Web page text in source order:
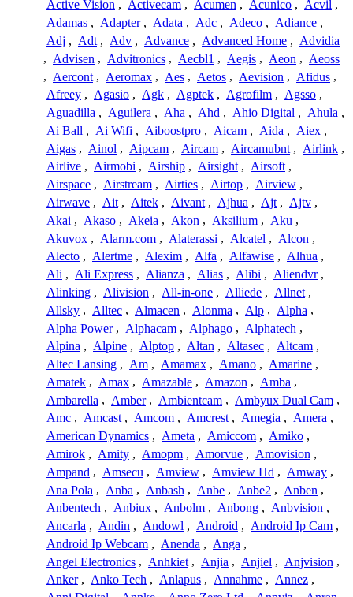
Active Vision , Activecam , Acumen , Acunico , Acvil ,
Adamas , Adapter , Adata , Adc , Adeco , Adiance ,
Adj , Adt , Adv , Advance , Advanced Home , Advidia
, Advisen , Advitronics , Aecbl1 , Aegis , Aeon , Aeoss
, Aercont , Aeromax , Aes , Aetos , Aevision , Afidus ,
Afreey , Agasio , Agk , Agptek , Agrofilm , Agsso ,
Aguadilla , Aguilera , Aha , Ahd , Ahio Digital , Ahula ,
Ai Ball , Ai Wifi , Aiboostpro , Aicam , Aida , Aiex ,
Aigas , Ainol , Aipcam , Aircam , Aircamubnt , Airlink ,
Airlive , Airmobi , Airship , Airsight , Airsoft ,
Airspace , Airstream , Airties , Airtop , Airview ,
Airwave , Ait , Aitek , Aivant , Ajhua , Ajt , Ajtv ,
Akai , Akaso , Akeia , Akon , Aksilium , Aku ,
Akuvox , Alarm.com , Alaterassi , Alcatel , Alcon ,
Alecto , Alertme , Alexim , Alfa , Alfawise , Alhua ,
Ali , Ali Express , Alianza , Alias , Alibi , Aliendvr ,
Alinking , Alivision , All-in-one , Alliede , Allnet ,
Allsky , Alltec , Almacen , Alonma , Alp , Alpha ,
Alpha Power , Alphacam , Alphago , Alphatech ,
Alpina , Alpine , Alptop , Altan , Altasec , Altcam ,
Altec Lansing , Am , Amamax , Amano , Amarine ,
Amatek , Amax , Amazable , Amazon , Amba ,
Ambarella , Amber , Ambientcam , Ambyux Dual Cam ,
Amc , Amcast , Amcom , Amcrest , Amegia , Amera ,
American Dynamics , Ameta , Amiccom , Amiko ,
Amirok , Amity , Amopm , Amorvue , Amovision ,
Ampand , Amsecu , Amview , Amview Hd , Amway ,
Ana Pola , Anba , Anbash , Anbe , Anbe2 , Anben ,
Anbentech , Anbiux , Anbolm , Anbong , Anbvision ,
Ancarla , Andin , Andowl , Android , Android Ip Cam ,
Android Ip Webcam , Anenda , Anga ,
Angel Electronics , Anhkiet , Anjia , Anjiel , Anjvision ,
Anker , Anko Tech , Anlapus , Annahme , Annez ,